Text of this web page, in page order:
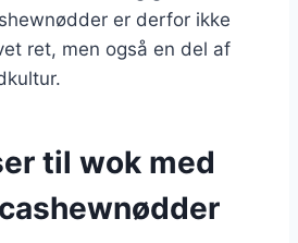
er derfor ikke
ret, men også en del af
til wok med